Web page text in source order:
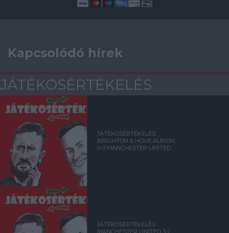
Kapcsolódó hírek
JÁTÉKOSÉRTÉKELÉS
JÁTÉKOSÉRTÉKELÉS:
BRIGHTON & HOVE ALBION
0-3 MANCHESTER UNITED
JÁTÉKOSÉRTÉKELÉS:
MANCHESTER UNITED 3-2